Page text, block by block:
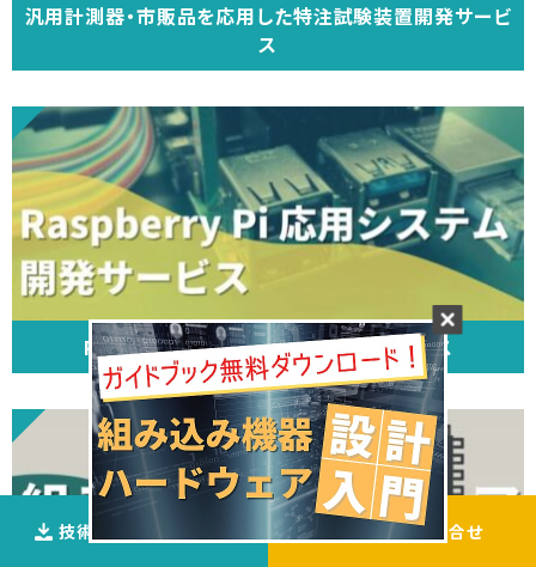
汎用計測器・市販品を応用した特注試験装置開発サービ
ス
Raspberry Pi 応用システム開発サービス
技術資料ダウンロ―ド ご相談・お問合せ